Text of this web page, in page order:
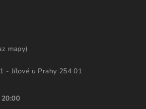
mapy)
- Jílové u Prahy 254 01